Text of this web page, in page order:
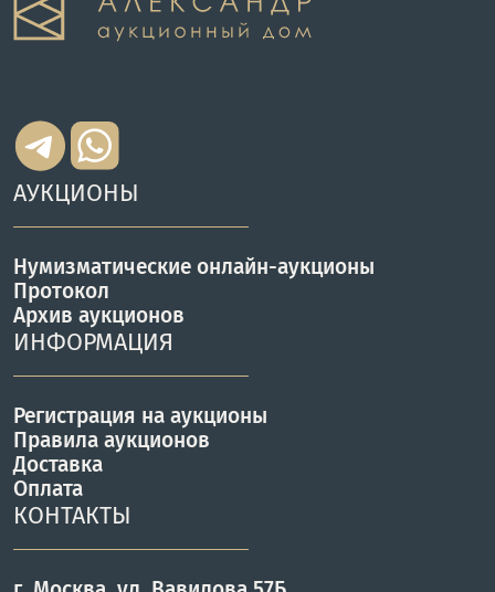
АУКЦИОНЫ
Нумизматические онлайн-аукционы
Протокол
Архив аукционов
ИНФОРМАЦИЯ
Регистрация на аукционы
Правила аукционов
Доставка
Оплата
КОНТАКТЫ